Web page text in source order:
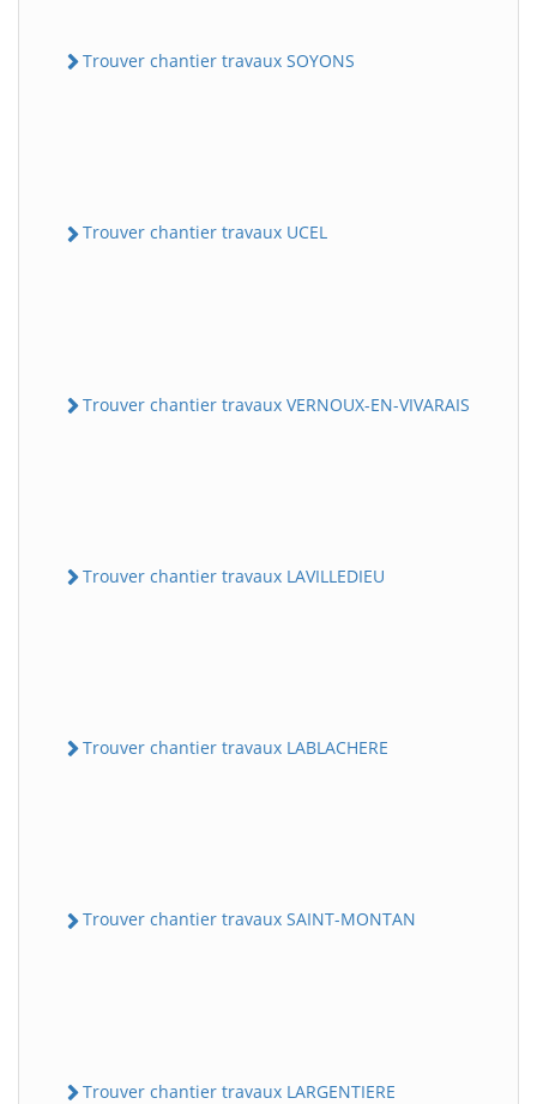
Trouver chantier travaux SOYONS
Trouver chantier travaux UCEL
Trouver chantier travaux VERNOUX-EN-VIVARAIS
Trouver chantier travaux LAVILLEDIEU
Trouver chantier travaux LABLACHERE
Trouver chantier travaux SAINT-MONTAN
Trouver chantier travaux LARGENTIERE